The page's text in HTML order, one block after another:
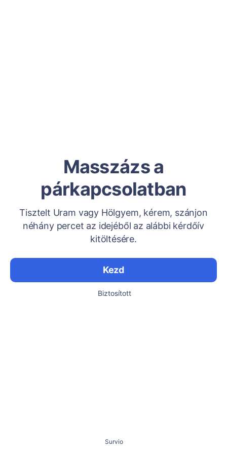
Masszázs a
párkapcsolatban
Tisztelt Uram vagy Hölgyem, kérem, szánjon
néhány percet az idejéből az alábbi kérdőív
kitöltésére.
Kezd
Biztosított
Survio